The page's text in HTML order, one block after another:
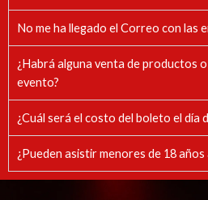
No me ha llegado el Correo con las
¿Habrá alguna venta de productos
evento?
¿Cuál será el costo del boleto el día
¿Pueden asistir menores de 18 años